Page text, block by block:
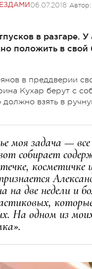
06.07.2018 Автор:
в разгаре.
положить в свой
в преддверии
Кухар берут с
должно взять в
моя задача —
собирает
косметичке
на две недели и
На одном из